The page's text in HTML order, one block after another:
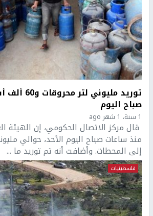
توريد
صباح اليوم
1 سنة، 1 شهر ago
قال مركز الاتصال الحكومي، إن الهيئة
منذ ساعات صباح اليوم الأحد، حوالي
إلى المحطات. وأضافت أنه تم توريد ما ...
فلسطينيات